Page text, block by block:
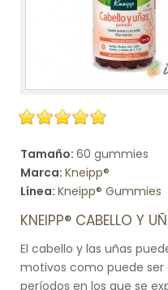
Tamaño: 60 gummies
Marca: Kneipp®
Línea: Kneipp® Gummies
KNEIPP® CABELLO Y
El cabello y las uñas
motivos como puede ser
períodos en los que se